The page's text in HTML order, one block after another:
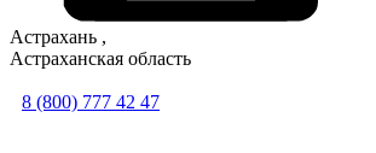
Астрахань ,
Астраханская область
8 (800) 777 42 47